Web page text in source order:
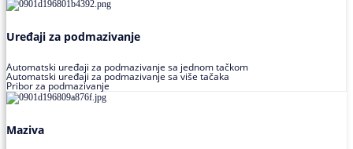
Uređaji za podmazivanje
Automatski uređaji za podmazivanje sa jednom tačkom
Automatski uređaji za podmazivanje sa više tačaka
Pribor za podmazivanje
Maziva